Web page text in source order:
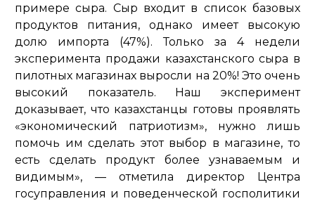
примере сыра. Сыр входит в список базовых
продуктов питания, однако имеет высокую
долю импорта (47%). Только за 4 недели
эксперимента продажи казахстанского сыра в
пилотных магазинах выросли на 20%! Это очень
высокий показатель. Наш эксперимент
доказывает, что казахстанцы готовы проявлять
«экономический патриотизм», нужно лишь
помочь им сделать этот выбор в магазине, то
есть сделать продукт более узнаваемым и
видимым», — отметила директор Центра
госуправления и поведенческой госполитики